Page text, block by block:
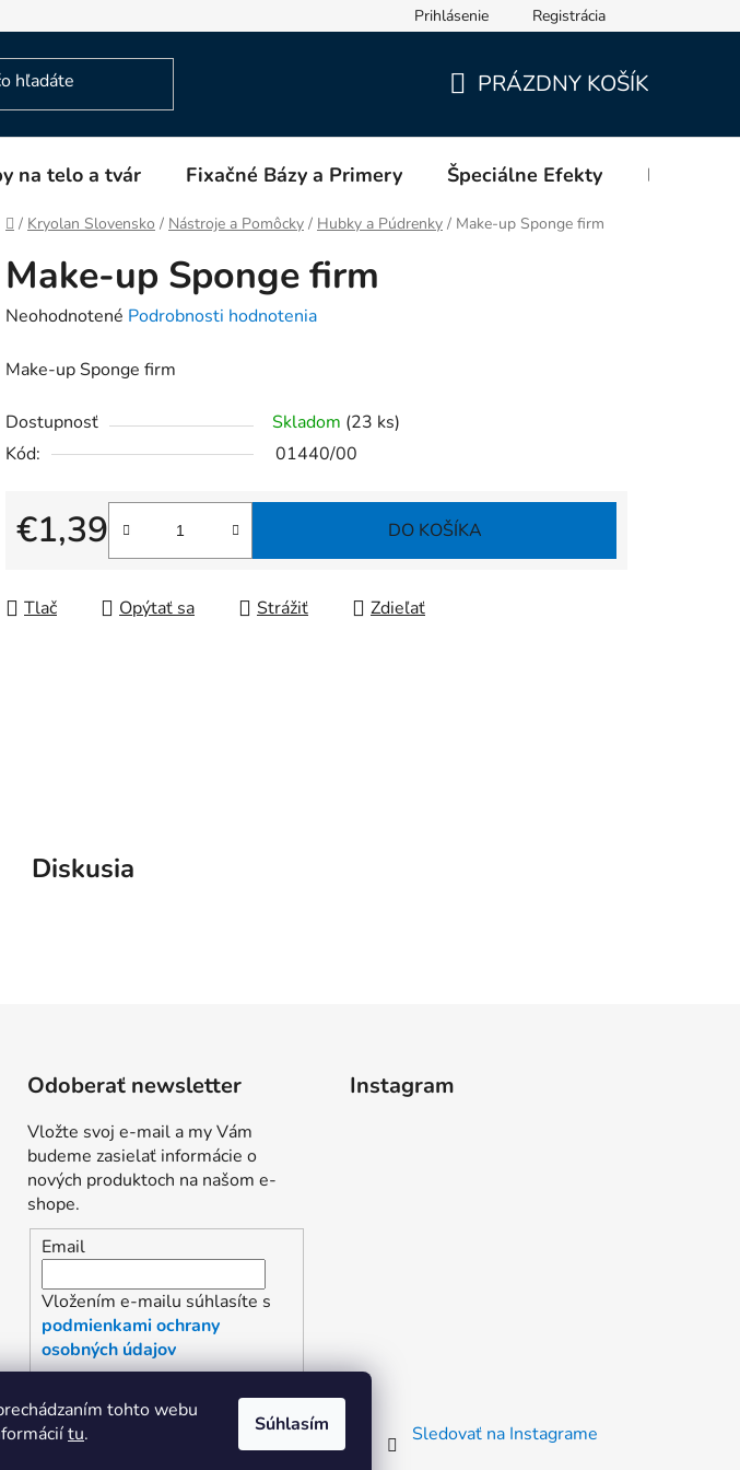
tohto webu
tu. Súhlasím
Prihlásenie Registrácia
KOŠÍK
PRÁZDNY KOŠÍK
na telo a tvár Fixačné Bázy a Primery Špeciálne Efekty Blog
Domov
/ Kryolan Slovensko / Nástroje a Pomôcky / Hubky a Púdrenky / Make-up Sponge firm
Make-up Sponge firm
Priemerné
produktu
0,0
z
hviezdičiek.
Neohodnotené Podrobnosti hodnotenia
Make-up Sponge firm
Dostupnosť Skladom (23 ks)
Kód:
01440/00
€1,39
Jednotková cena:
DO KOŠÍKA
Tlač Opýtať sa Strážiť Zdieľať
Diskusia
Odoberať newsletter
Vložte svoj e-mail a my Vám
budeme zasielať informácie o
nových produktoch na našom e-
shope.
Email
Vložením e-mailu súhlasíte s
podmienkami ochrany
osobných údajov
PRIHLÁSIŤ SA
Instagram
Sledovať na Instagrame